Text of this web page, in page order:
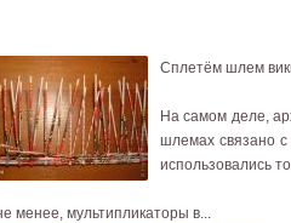
Сплетём шлем
На самом деле,
шлемах связано
использовались
менее, мультипликаторы в...